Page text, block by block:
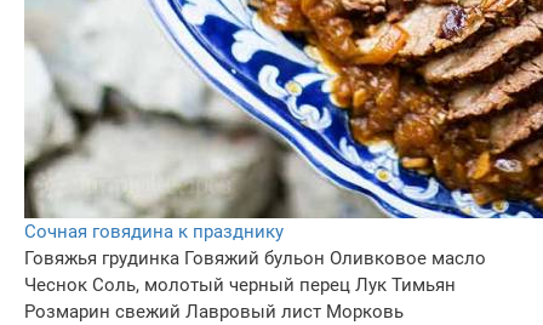
Сочная говядина к празднику
Говяжья грудинка Говяжий бульон Оливковое масло
Чеснок Соль, молотый черный перец Лук Тимьян
Розмарин свежий Лавровый лист Морковь